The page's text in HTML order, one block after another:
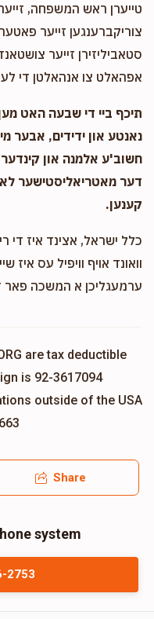
טייערן ראש המשפחה,
צוריקברענגען זייער
סטאביליזירן זייער
אפהאלט צו אנהאלטן די
תיכף ביי די שבעה האט
נאנטע און ידידים, אבער
חשוב'ע אלמנה און קינדער
דער מאטריאליסטישער לאך
קענען.
כלל ישראל, אצינד איז די
וואונד אויף וויפיל עס איז
ערמעגליכן א המשכה פאר
are tax deductible
is 92-3617094
outside of the USA
Share
system
2753